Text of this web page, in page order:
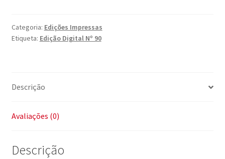
Nº
90
Categoria: Edições Impressas
Etiqueta: Edição Digital Nº 90
Descrição
Avaliações (0)
Descrição